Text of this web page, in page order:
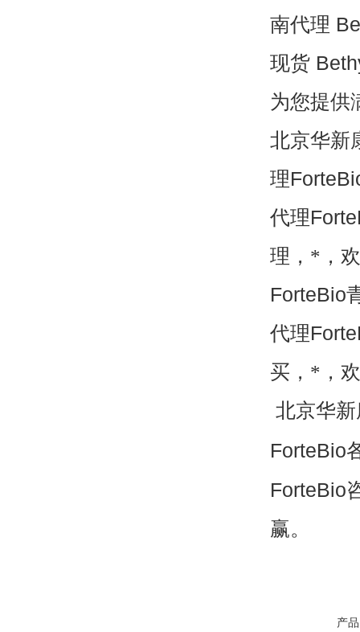
南代理
现货
为您提供
北京华新
理
代理
理，*，
ForteBio
代理
买，*，
北京华
ForteBio
ForteBio
赢。
产